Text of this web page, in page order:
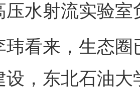
压水射流实验
来，生态圈
设，东北石油